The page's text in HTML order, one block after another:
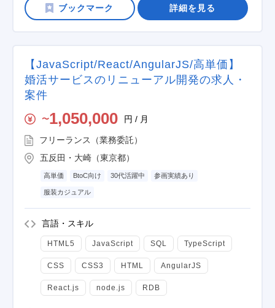
詳細を見る
【JavaScript/React/AngularJS/高単価】
婚活サービスのリニューアル開発の求人・
案件
〜1,050,000 円 / 月
フリーランス（業務委託）
五反田・大崎（東京都）
高単価 BtoC向け 30代活躍中 参画実績あり
服装カジュアル
言語・スキル
HTML5 JavaScript SQL TypeScript
CSS CSS3 HTML AngularJS
React.js node.js RDB